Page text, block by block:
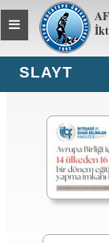
Toggle
global
navigation
SLAYT